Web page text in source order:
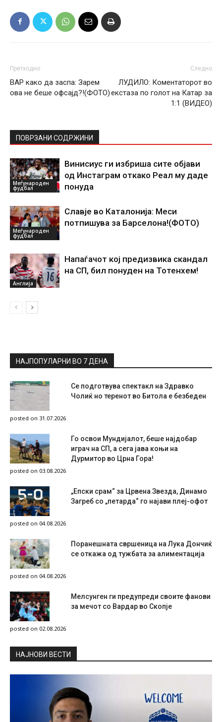
Претходно
ВАР како да заспа: Зарем
ова не беше офсајд?!(ФОТО)
Следно
ЛУДИЛО: Коментаторот во
екстаза по голот на Катар за
1:1 (ВИДЕО)
ПОВРЗАНИ СОДРЖИНИ
Меѓународен
фудбал
Винисиус ги избриша сите објави
од Инстаграм откако Реал му даде
понуда
Меѓународен
фудбал
Славје во Каталонија: Меси
потпишува за Барселона!(ФОТО)
Англија
Напаѓачот кој предизвика скандал
на СП, бил понуден на Тотенхем!
НАЈПОПУЛАРНИ ВО 7 ДЕНА
Се подготвува спектакл на Здравко
Чолиќ но теренот во Битола е безбеден
posted on 31.07.2026
Го освои Мундијалот, беше најдобар
играч на СП, а сега јава коњи на
Дурмитор во Црна Гора!
posted on 03.08.2026
„Епски срам“ за Црвена Звезда, Динамо
Загреб со „петарда“ го најави плеј-офот
posted on 04.08.2026
Поранешната свршеница на Лука Дончиќ
се откажа од тужбата за алиментација
posted on 04.08.2026
Мелсунген ги предупреди своите фанови
за мечот со Вардар во Скопје
posted on 02.08.2026
НAЈНОВИ ВЕСТИ